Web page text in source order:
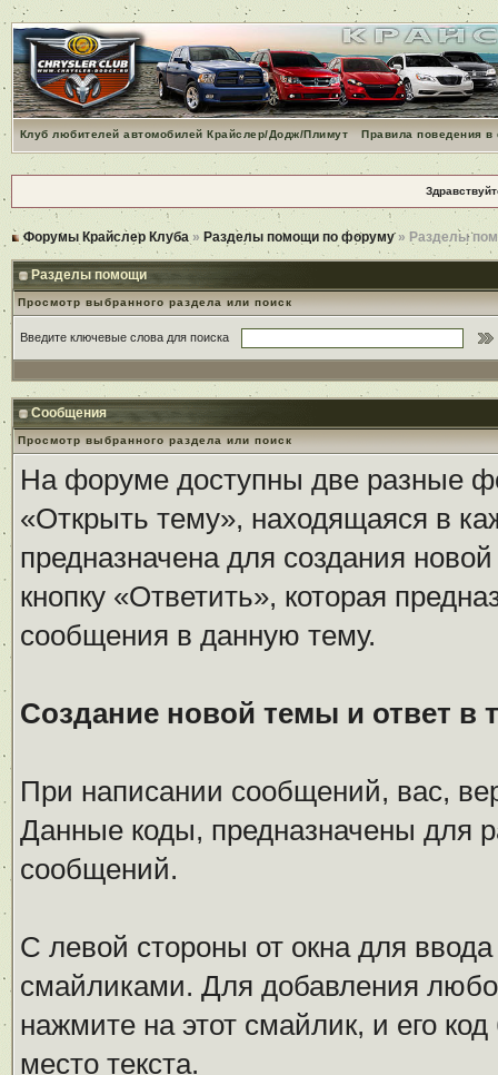
Клуб любителей автомобилей Крайслер/Додж/Плимут Правила поведения
Форумы Крайслер Клуба » Разделы помощи по форуму» Разделы
Разделы помощи
Просмотр выбранного раздела или поиск
Введите ключевые слова для поиска
Сообщения
Просмотр выбранного раздела или поиск
На форуме доступны две разные
«Открыть тему», находящаяся в
предназначена для создания
кнопку «Ответить», которая
сообщения в данную тему.
Создание новой темы и ответ в
При написании сообщений, вас,
Данные коды, предназначены для
сообщений.
С левой стороны от окна для
смайликами. Для добавления
нажмите на этот смайлик, и его
место текста.